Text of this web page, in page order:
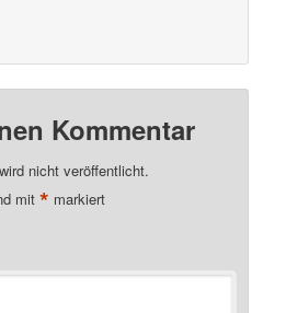
Kommentar
nicht veröffentlicht.
mit* markiert